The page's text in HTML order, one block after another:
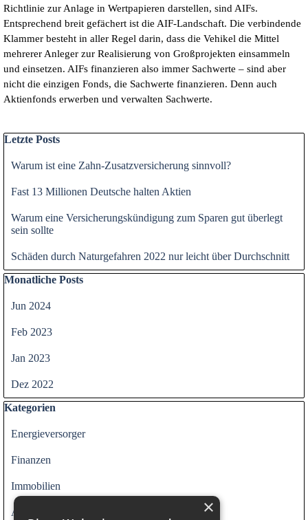
Richtlinie zur Anlage in Wertpapieren darstellen, sind AIFs.
Entsprechend breit gefächert ist die AIF-Landschaft. Die verbindende
Klammer besteht in aller Regel darin, dass die Vehikel die Mittel
mehrerer Anleger zur Realisierung von Großprojekten einsammeln
und einsetzen. AIFs finanzieren also immer Sachwerte – sind aber
nicht die einzigen Fonds, die Sachwerte finanzieren. Denn auch
Aktienfonds erwerben und verwalten Sachwerte.
Block überspringen Letzte Posts
Letzte Posts
Warum ist eine Zahn-Zusatzversicherung sinnvoll?
Fast 13 Millionen Deutsche halten Aktien
Warum eine Versicherungskündigung zum Sparen gut überlegt
sein sollte
Schäden durch Naturgefahren 2022 nur leicht über Durchschnitt
Block überspringen Monatliche Posts
Monatliche Posts
Jun 2024
Feb 2023
Jan 2023
Dez 2022
Block überspringen Kategorien
Kategorien
Energieversorger
Finanzen
Immobilien
Alle Kategorien ×